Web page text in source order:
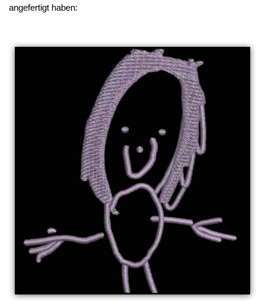
angefertigt haben: